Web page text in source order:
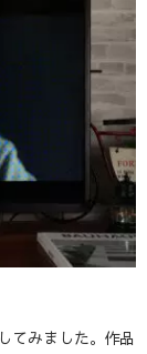
てみました。作品